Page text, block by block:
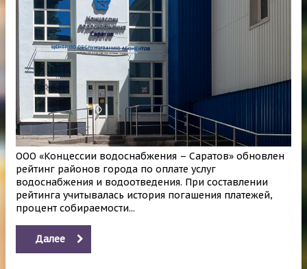
ООО «Концессии водоснабжения – Саратов» обновлен
рейтинг районов города по оплате услуг
водоснабжения и водоотведения. При составлении
рейтинга учитывалась история погашения платежей,
процент собираемости...
Далее